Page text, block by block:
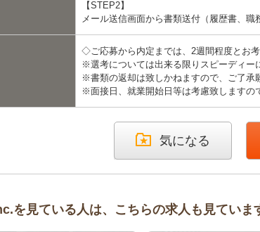
【STEP2】
メール送信画面から書類送付（履歴書、職
◇ご応募から内定までは、2週間程度とお
※選考については出来る限りスピーディー
※書類の返却は致しかねますので、ご了承
※面接日、就業開始日等は考慮致しますの
気になる
を見ている人は、こちらの求人も見ていま